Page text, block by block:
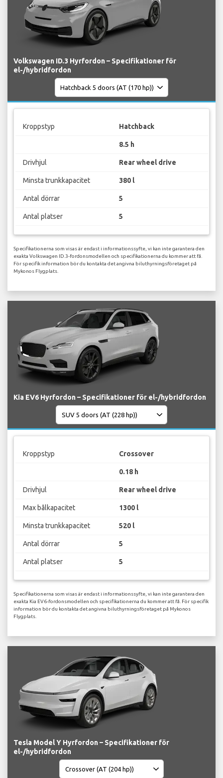
Volkswagen ID.3 Hyrfordon – Specifikationer för
el-/hybridfordon
Kroppstyp Hatchback
8.5 h
Drivhjul Rear wheel drive
Minsta trunkkapacitet 380 l
Antal dörrar 5
Antal platser 5
Specifikationerna som visas är endast i informationssyfte, vi kan inte garantera den
exakta Volkswagen ID.3-fordonsmodellen och specifikationerna du kommer att få.
För specifik information bör du kontakta det angivna biluthyrningsföretaget på
Mykonos Flygplats.
Kia EV6 Hyrfordon – Specifikationer för el-/hybridfordon
Kroppstyp Crossover
0.18 h
Drivhjul Rear wheel drive
Max bålkapacitet 1300 l
Minsta trunkkapacitet 520 l
Antal dörrar 5
Antal platser 5
Specifikationerna som visas är endast i informationssyfte, vi kan inte garantera den
exakta Kia EV6-fordonsmodellen och specifikationerna du kommer att få. För specifik
information bör du kontakta det angivna biluthyrningsföretaget på Mykonos
Flygplats.
Tesla Model Y Hyrfordon – Specifikationer för
el-/hybridfordon